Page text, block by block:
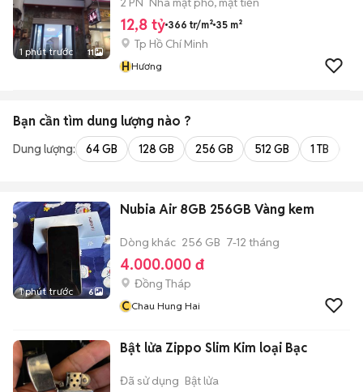
1 phút trước 11
12,8 tỷ 366 tr/m² 35 m²
Tp Hồ Chí Minh
HHương
Bạn cần tìm dung lượng nào ?
Dung lượng: 64 GB 128 GB 256 GB 512 GB 1 TB
1 phút trước 6
Nubia Air 8GB 256GB Vàng kem
Dòng khác 256 GB 7-12 tháng
4.000.000 đ
Đồng Tháp
CChau Hung Hai
Bật lửa Zippo Slim Kim loại Bạc
Đã sử dụng Bật lửa